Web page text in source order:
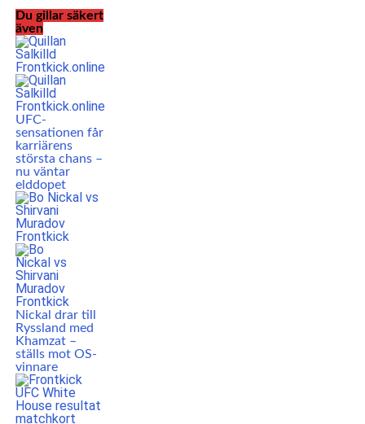
Du gillar säkert
även
UFC-
sensationen får
karriärens
största chans –
nu väntar
elddopet
Nickal drar till
Ryssland med
Khamzat –
ställs mot OS-
vinnare